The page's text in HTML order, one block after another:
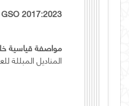
GSO 2017:2023
مواصفة قياسية
المناديل المبللة